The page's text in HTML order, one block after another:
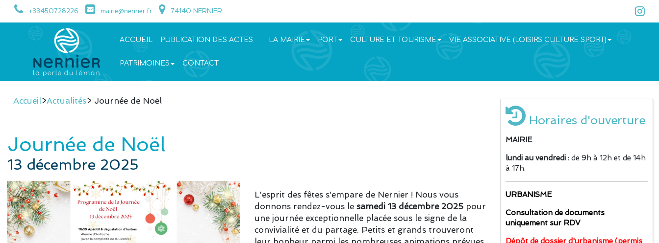
: +33450728226 : mairie@nernier.fr : 74140 NERNIER
ACCUEIL PUBLICATION DES ACTES LA MAIRIE PORT CULTURE ET TOURISME VIE ASSOCIATIVE (LOISIRS CULTURE SPORT)
PATRIMOINES CONTACT
Accueil>Actualités> Journée de Noël
Journée de Noël
13 décembre 2025
L'esprit des fêtes s'empare de Nernier ! Nous vous
donnons rendez-vous le samedi 13 décembre 2025 pour
une journée exceptionnelle placée sous le signe de la
convivialité et du partage. Petits et grands trouveront
Horaires d'ouverture
MAIRIE
lundi au vendredi : de 9h à 12h et de 14h
à 17h.
URBANISME
Consultation de documents
uniquement sur RDV
Dépôt de dossier d'urbanisme (permis